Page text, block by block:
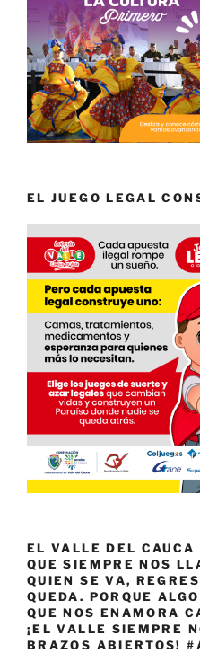
EL JUEGO LEGAL
EL VALLE DEL CAUCA
QUE SIEMPRE NOS
QUIEN SE VA,
QUEDA. PORQUE
QUE NOS ENAMORA
¡EL VALLE SIEMPRE
BRAZOS ABIERTOS!